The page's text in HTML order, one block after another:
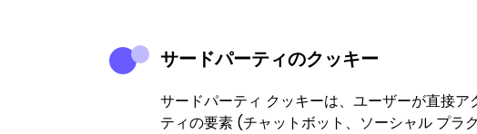
サードパーティのクッキー
サードパーティ クッキーは、ユーザーが直接
ティの要素 (チャットボット、ソーシャル プラ